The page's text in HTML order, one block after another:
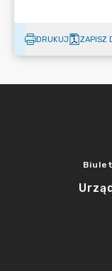
DRUKUJ ZAPISZ